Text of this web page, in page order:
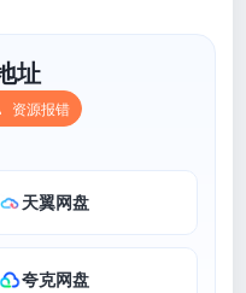
址
资源报错
天翼网盘
夸克网盘